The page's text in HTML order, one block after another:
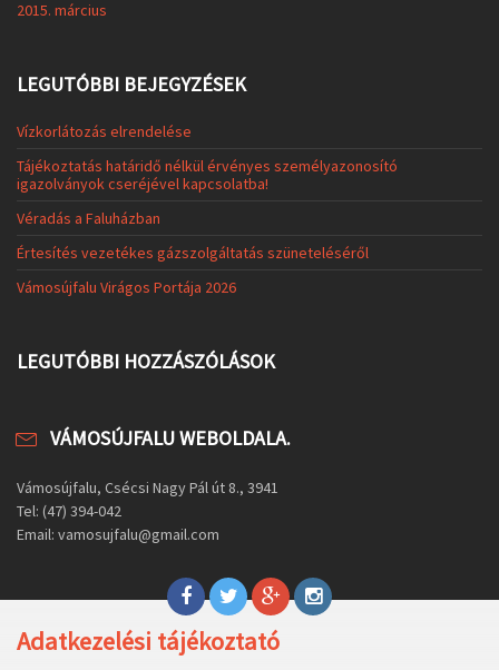
2015. március
LEGUTÓBBI BEJEGYZÉSEK
Vízkorlátozás elrendelése
Tájékoztatás határidő nélkül érvényes személyazonosító
igazolványok cseréjével kapcsolatba!
Véradás a Faluházban
Értesítés vezetékes gázszolgáltatás szüneteléséről
Vámosújfalu Virágos Portája 2026
LEGUTÓBBI HOZZÁSZÓLÁSOK
VÁMOSÚJFALU WEBOLDALA.
Vámosújfalu, Csécsi Nagy Pál út 8., 3941
Tel: (47) 394-042
Email: vamosujfalu@gmail.com
Adatkezelési tájékoztató